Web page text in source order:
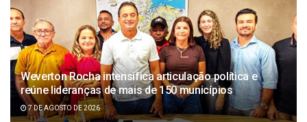
Weverton Rocha intensifica articulação política e
reúne lideranças de mais de 150 municípios
7 DE AGOSTO DE 2026